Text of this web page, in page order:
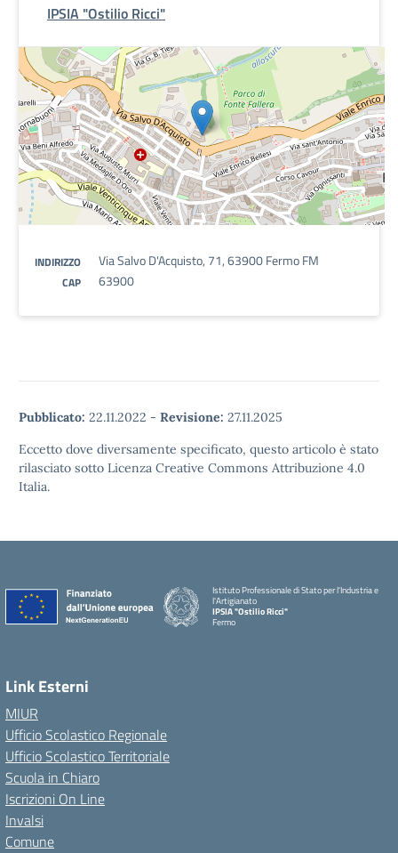
IPSIA "Ostilio Ricci"
INDIRIZZO Via Salvo D'Acquisto, 71, 63900 Fermo FM
CAP 63900
Pubblicato: 22.11.2022 - Revisione: 27.11.2025
Eccetto dove diversamente specificato, questo articolo è stato
rilasciato sotto Licenza Creative Commons Attribuzione 4.0
Italia.
Istituto Professionale di Stato per l'Industria e
l'Artigianato
IPSIA "Ostilio Ricci"
Fermo
Link Esterni
MIUR
Ufficio Scolastico Regionale
Ufficio Scolastico Territoriale
Scuola in Chiaro
Iscrizioni On Line
Invalsi
Comune